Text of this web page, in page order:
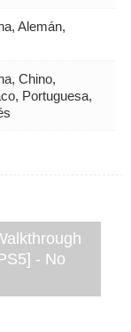
Alemán,
Chino,
Portuguesa,
- No